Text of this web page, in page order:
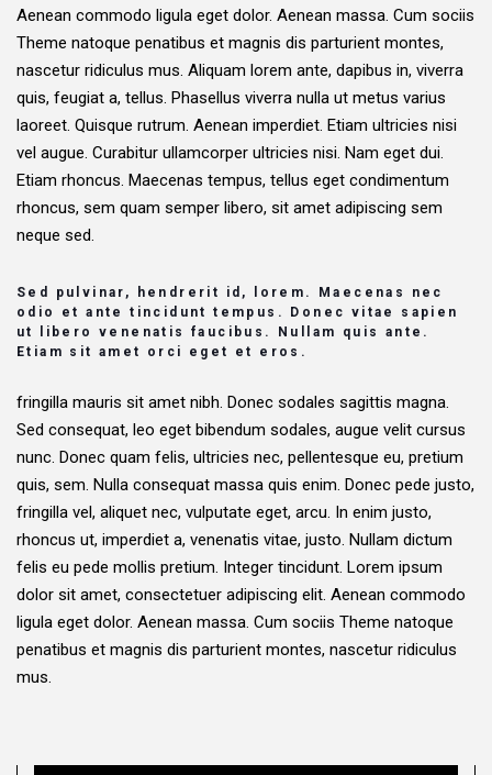
Aenean commodo ligula eget dolor. Aenean massa. Cum sociis
Theme natoque penatibus et magnis dis parturient montes,
nascetur ridiculus mus. Aliquam lorem ante, dapibus in, viverra
quis, feugiat a, tellus. Phasellus viverra nulla ut metus varius
laoreet. Quisque rutrum. Aenean imperdiet. Etiam ultricies nisi
vel augue. Curabitur ullamcorper ultricies nisi. Nam eget dui.
Etiam rhoncus. Maecenas tempus, tellus eget condimentum
rhoncus, sem quam semper libero, sit amet adipiscing sem
neque sed.
Sed pulvinar, hendrerit id, lorem. Maecenas nec
odio et ante tincidunt tempus. Donec vitae sapien
ut libero venenatis faucibus. Nullam quis ante.
Etiam sit amet orci eget et eros.
fringilla mauris sit amet nibh. Donec sodales sagittis magna.
Sed consequat, leo eget bibendum sodales, augue velit cursus
nunc. Donec quam felis, ultricies nec, pellentesque eu, pretium
quis, sem. Nulla consequat massa quis enim. Donec pede justo,
fringilla vel, aliquet nec, vulputate eget, arcu. In enim justo,
rhoncus ut, imperdiet a, venenatis vitae, justo. Nullam dictum
felis eu pede mollis pretium. Integer tincidunt. Lorem ipsum
dolor sit amet, consectetuer adipiscing elit. Aenean commodo
ligula eget dolor. Aenean massa. Cum sociis Theme natoque
penatibus et magnis dis parturient montes, nascetur ridiculus
mus.